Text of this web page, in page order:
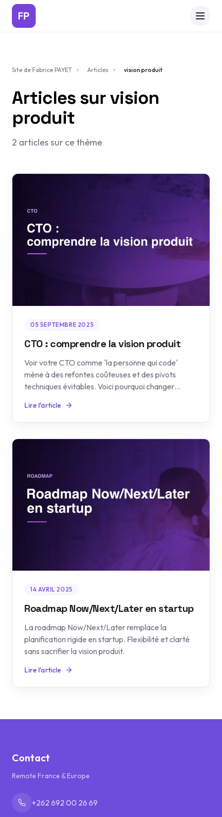
Aller au contenu principal
Projets
A propos
Site de Fabrice PAYET > Articles > vision produit
Articles survision
produit
2 articles sur ce thème
05 SEPTEMBRE 2025
CTO : comprendre la vision produit
Voir votre CTO comme 'la personne qui code'
mène à des refontes coûteuses et des pivots
techniques évitables. Voici pourquoi changer
Lire l'article
14 AVRIL 2025
Roadmap Now/Next/Later en startup
La roadmap Now/Next/Later remplace la
planification rigide en startup. Flexibilité et clarté
sans sacrifier la vision produit.
Lire l'article
Contact
Remote France & Europe
+262 692 00 26 69